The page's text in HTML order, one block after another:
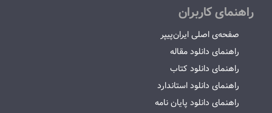
راهنمای کاربران
صفحه‌ی اصلی ایران‌پیپر
راهنمای دانلود مقاله
راهنمای دانلود کتاب
راهنمای دانلود استاندارد
راهنمای دانلود پایان نامه